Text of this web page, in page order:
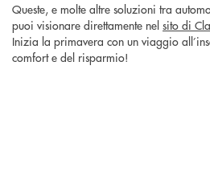
Queste, e molte altre soluzioni tra
puoi visionare direttamente nel sito di
Inizia la primavera con un viaggio
comfort e del risparmio!